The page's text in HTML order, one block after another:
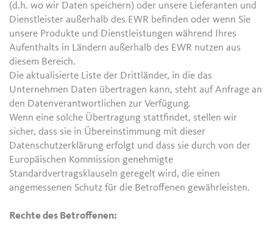
(d.h. wo wir Daten speichern) oder unsere Lieferanten und
Dienstleister außerhalb des EWR befinden oder wenn Sie
unsere Produkte und Dienstleistungen während Ihres
Aufenthalts in Ländern außerhalb des EWR nutzen aus
diesem Bereich.
Die aktualisierte Liste der Drittländer, in die das
Unternehmen Daten übertragen kann, steht auf Anfrage an
den Datenverantwortlichen zur Verfügung.
Wenn eine solche Übertragung stattfindet, stellen wir
sicher, dass sie in Übereinstimmung mit dieser
Datenschutzerklärung erfolgt und dass sie durch von der
Europäischen Kommission genehmigte
Standardvertragsklauseln geregelt wird, die einen
angemessenen Schutz für die Betroffenen gewährleisten.
Rechte des Betroffenen: